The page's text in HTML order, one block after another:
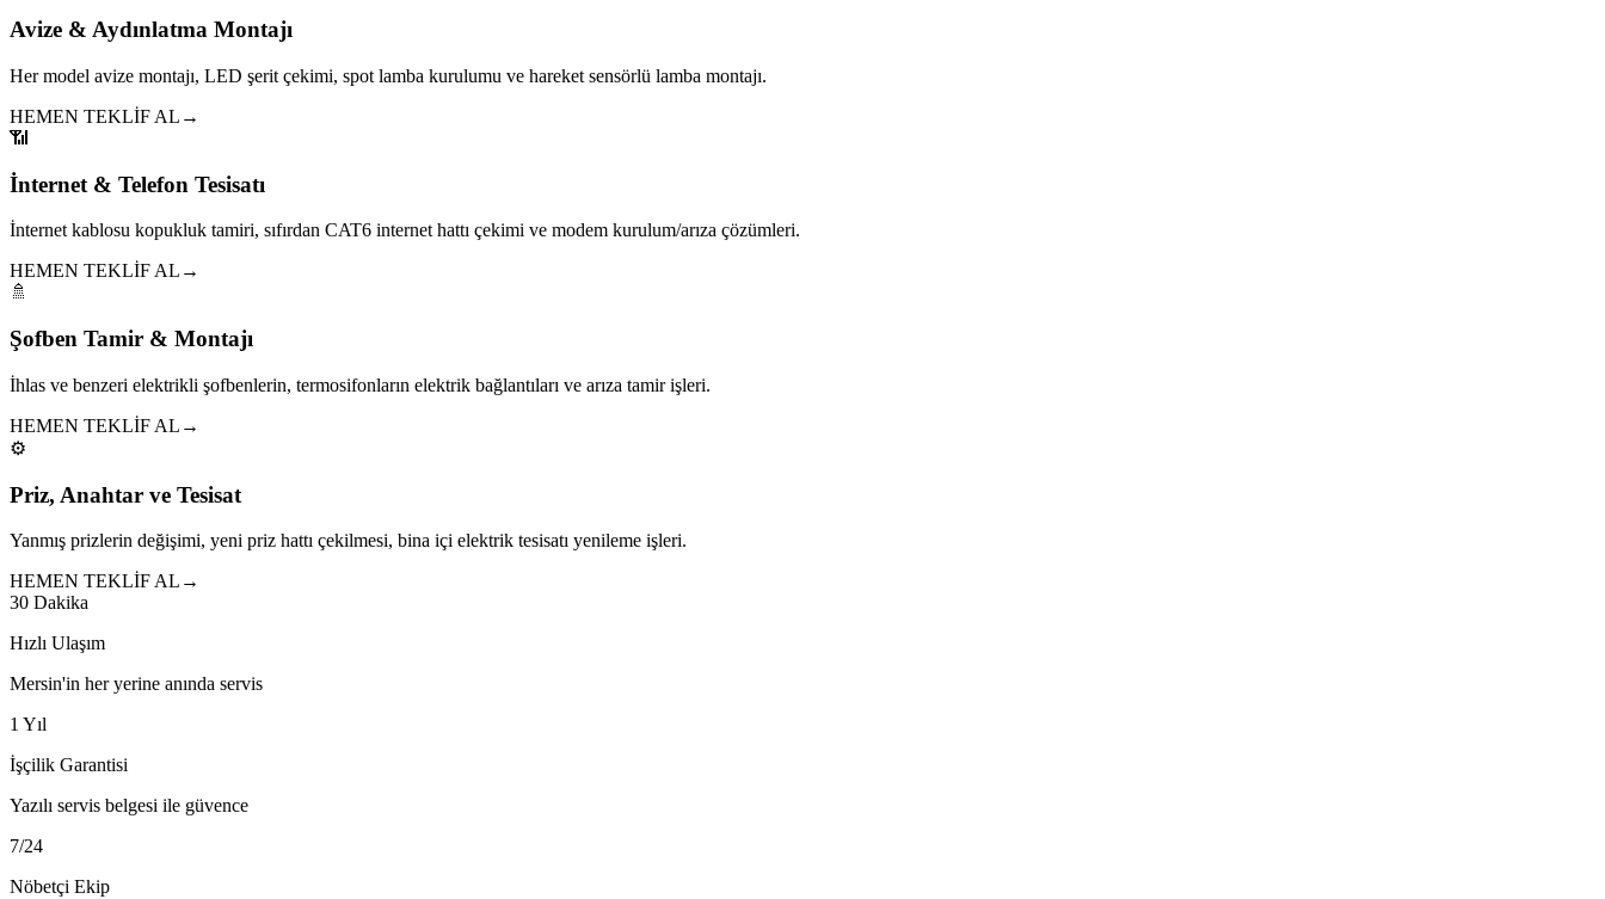
Avize & Aydınlatma Montajı
Her model avize montajı, LED şerit çekimi, spot lamba kurulumu ve hareket sensörlü lamba montajı.
HEMEN TEKLİF AL →
📶
İnternet & Telefon Tesisatı
İnternet kablosu kopukluk tamiri, sıfırdan CAT6 internet hattı çekimi ve modem kurulum/arıza çözümleri.
HEMEN TEKLİF AL →
🚿
Şofben Tamir & Montajı
İhlas ve benzeri elektrikli şofbenlerin, termosifonların elektrik bağlantıları ve arıza tamir işleri.
HEMEN TEKLİF AL →
⚙️
Priz, Anahtar ve Tesisat
Yanmış prizlerin değişimi, yeni priz hattı çekilmesi, bina içi elektrik tesisatı yenileme işleri.
HEMEN TEKLİF AL →
30 Dakika
Hızlı Ulaşım
Mersin'in her yerine anında servis
1 Yıl
İşçilik Garantisi
Yazılı servis belgesi ile güvence
7/24
Nöbetçi Ekip